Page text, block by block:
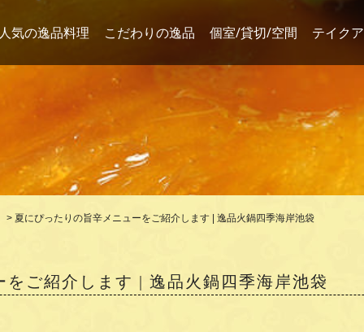
気の逸品料理 こだわりの逸品 個室/貸切/空間 テイク
> 夏にぴったりの旨辛メニューをご紹介します | 逸品火鍋四季海岸池袋
ご紹介します | 逸品火鍋四季海岸池袋